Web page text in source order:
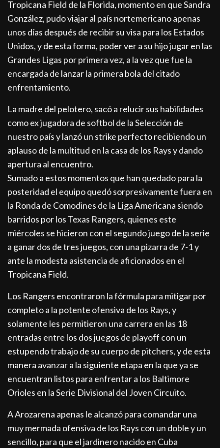
Tropicana Field de la Florida, momento en que Sandra
González, pudo viajar al país nortemericano apenas
unos días después de recibir su visa para los Estados
Unidos, y de esta forma, poder ver a su hijo jugar en las
Grandes Ligas por primera vez, a la vez que fue la
encargada de lanzar la primera bola del citado
enfrentamiento.
La madre del pelotero, sacó a relucir sus habilidades
como ex jugadora de softbol de la Selección de
nuestro país y lanzó un strike perfecto recibiendo un
aplauso de la multitud en la casa de los Rays y dando
apertura al encuentro.
Sumado a estos momentos que han quedado para la
posteridad el equipo quedó sorpresivamente fuera en
la Ronda de Comodines de la Liga Americana siendo
barridos por los Texas Rangers, quienes este
miércoles se hicieron con el segundo juego de la serie
a ganar dos de tres juegos, con una pizarra de 7-1 y
ante la modesta asistencia de aficionados en el
Tropicana Field.
Los Rangers encontraron la fórmula para mitigar por
completo a la potente ofensiva de los Rays, y
solamente les permitieron una carrera en las 18
entradas entre los dos juegos de playoff con un
estupendo trabajo de su cuerpo de pitchers, y de esta
manera avanzar a la siguiente etapa en la que ya se
encuentran listos para enfrentar a los Baltimore
Orioles en la Serie Divisional del Joven Circuito.
A Arozarena apenas le alcanzó para comandar una
muy mermada ofensiva de los Rays con un doble y un
sencillo, para que el jardinero nacido en Cuba